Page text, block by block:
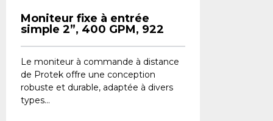
Moniteur fixe à entrée
simple 2”, 400 GPM, 922
Le moniteur à commande à distance
de Protek offre une conception
robuste et durable, adaptée à divers
types...